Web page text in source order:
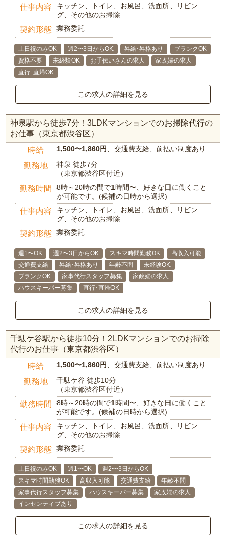
仕事内容
キッチン、トイレ、お風呂、洗面所、リビン
グ、その他のお掃除
契約形態 業務委託
土日祝のみOK 週2〜3日からOK 昇給･昇格あり
ブランクOK
資格不要
未経験OK お手伝いさんの求人
家政婦の求人
直行･直帰OK
この求人の詳細を見る
神泉駅から徒歩7分！3LDKマンションでのお掃除代行の
お仕事（東京都渋谷区）
時給 1,500〜1,860円 、交通費支給、前払い制度あり
勤務地
神泉 徒歩7分
（東京都渋谷区付近）
勤務時間
8時～20時の間で1時間〜、好きな日に働くこと
が可能です。(候補の日時から選択)
仕事内容
キッチン、トイレ、お風呂、洗面所、リビン
グ、その他のお掃除
契約形態 業務委託
週1〜OK 週2〜3日からOK スキマ時間勤務OK
高収入可能
交通費支給
昇給･昇格あり 年齢不問
未経験OK
ブランクOK
家事代行スタッフ募集
家政婦の求人
ハウスキーパー募集
直行･直帰OK
この求人の詳細を見る
千駄ケ谷駅から徒歩10分！2LDKマンションでのお掃除
代行のお仕事（東京都渋谷区）
時給 1,500〜1,860円 、交通費支給、前払い制度あり
勤務地
千駄ケ谷 徒歩10分
（東京都渋谷区付近）
勤務時間
8時～20時の間で1時間〜、好きな日に働くこと
が可能です。(候補の日時から選択)
仕事内容
キッチン、トイレ、お風呂、洗面所、リビン
グ、その他のお掃除
契約形態 業務委託
土日祝のみOK 週1〜OK
週2〜3日からOK
スキマ時間勤務OK
高収入可能 交通費支給
年齢不問
家事代行スタッフ募集
ハウスキーパー募集
家政婦の求人
インセンティブあり
この求人の詳細を見る